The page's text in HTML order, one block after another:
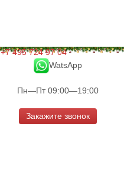
+7 495 724 97 04
WatsApp
Пн—Пт 09:00—19:00
Закажите звонок